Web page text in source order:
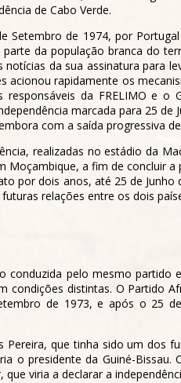
de Cabo Verde.
de 1974, por
da população branca do
da sua assinatura para
rapidamente os
da FRELIMO e o
marcada para 25 de
com a saída progressiva
realizadas no estádio da
a fim de concluir
por dois anos, até 25 de
relações entre os dois
conduzida pelo mesmo partido
distintas. O Partido
de 1973, e após o 25
que tinha sido um dos
o presidente da Guiné-
viria a declarar a